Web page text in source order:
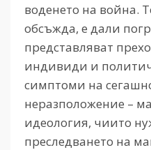
воденето на война.
обсъжда, е дали
представляват
индивиди и
симптоми на
неразположение –
идеология, чиито
преследването на